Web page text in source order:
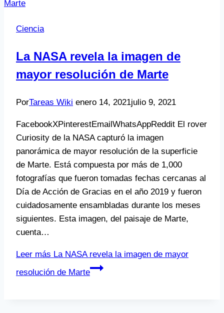
Ciencia
La NASA revela la imagen de
mayor resolución de Marte
PorTareas Wiki enero 14, 2021julio 9, 2021
FacebookXPinterestEmailWhatsAppReddit El rover
Curiosity de la NASA capturó la imagen
panorámica de mayor resolución de la superficie
de Marte. Está compuesta por más de 1,000
fotografías que fueron tomadas fechas cercanas al
Día de Acción de Gracias en el año 2019 y fueron
cuidadosamente ensambladas durante los meses
siguientes. Esta imagen, del paisaje de Marte,
cuenta…
Leer más La NASA revela la imagen de mayor
resolución de Marte